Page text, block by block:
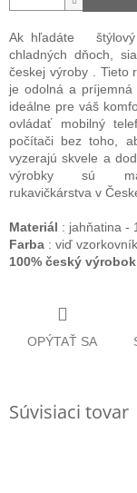
Ak hľadáte
chladných dňoch,
českej výroby . Tieto
je odolná a príjemná
ideálne pre váš
ovládať mobilný
počítači bez toho,
vyzerajú skvele a
výrobky
sú
rukavičkárstva v
Materiál : jahňatina -
Farba : viď
100% český výrobok
OPÝTAŤ SA
Súvisiaci tovar